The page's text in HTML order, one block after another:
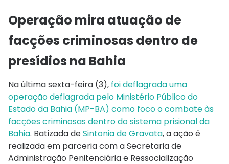
Operação mira atuação de
facções criminosas dentro de
presídios na Bahia
Na última sexta-feira (3), foi deflagrada uma
operação deflagrada pelo Ministério Público do
Estado da Bahia (MP-BA) como foco o combate às
facções criminosas dentro do sistema prisional da
Bahia. Batizada deSintonia de Gravata, a ação é
realizada em parceria com a Secretaria de
Administração Penitenciária e Ressocialização